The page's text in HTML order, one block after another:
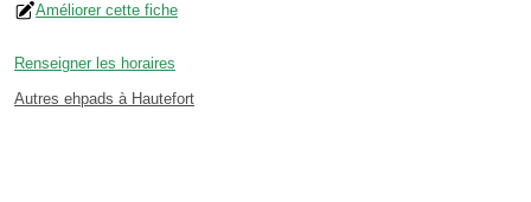
Améliorer cette fiche
Renseigner les horaires
Autres ehpads à Hautefort